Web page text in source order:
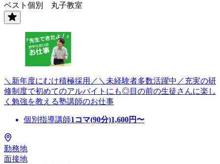
ベスト個別 丸子教室
＼新年度にむけ積極採用／＼未経験者多数活躍中／充実の研
修制度で初めてのアルバイトにも◎目の前の生徒さんに楽し
く勉強を教える塾講師のお仕事
個別指導講師1コマ(90分)1,600円〜
勤務地
面接地